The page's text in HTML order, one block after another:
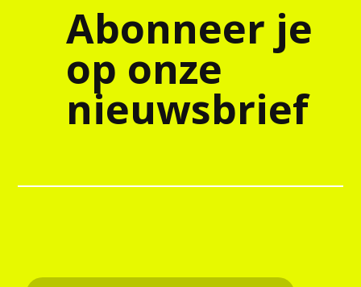
Abonneer je
op onze
nieuwsbrief